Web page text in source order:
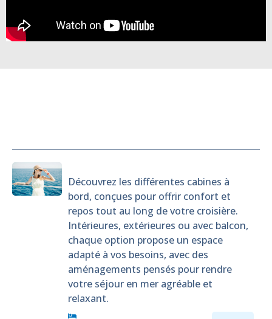
Découvrez les différentes cabines à
bord, conçues pour offrir confort et
repos tout au long de votre croisière.
Intérieures, extérieures ou avec balcon,
chaque option propose un espace
adapté à vos besoins, avec des
aménagements pensés pour rendre
votre séjour en mer agréable et
relaxant.